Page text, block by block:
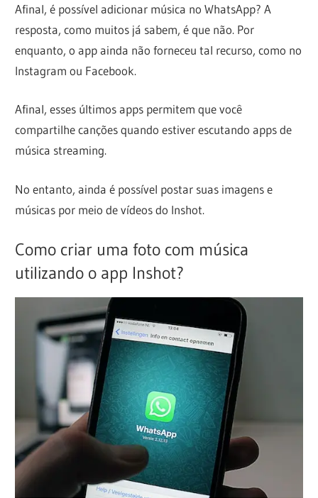
Afinal, é possível adicionar música no WhatsApp? A
resposta, como muitos já sabem, é que não. Por
enquanto, o app ainda não forneceu tal recurso, como no
Instagram ou Facebook.
Afinal, esses últimos apps permitem que você
compartilhe canções quando estiver escutando apps de
música streaming.
No entanto, ainda é possível postar suas imagens e
músicas por meio de vídeos do Inshot.
Como criar uma foto com música
utilizando o app Inshot?